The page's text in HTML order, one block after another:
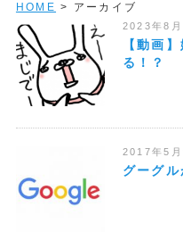
講
オ
HOME > アーカイブ
2023年8月
【動画
る！？
2017年5月
グーグ